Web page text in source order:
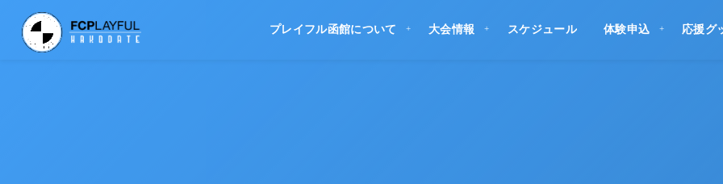
プレイフル函館について 大会情報 スケジュール 体験申込 応援グ